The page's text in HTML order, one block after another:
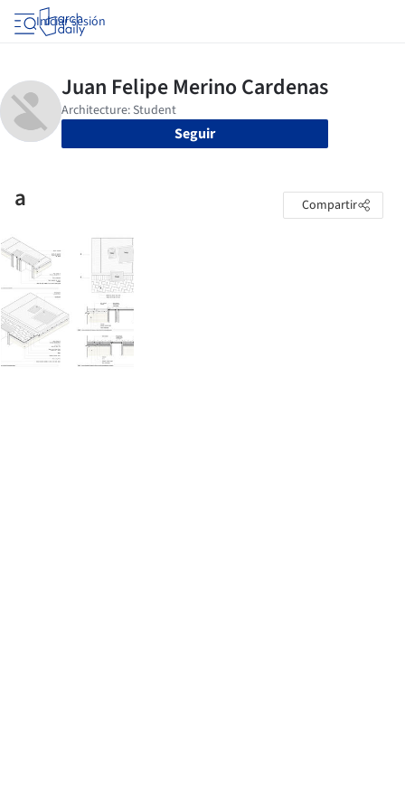
Iniciar sesión
Seguir
a Compartir